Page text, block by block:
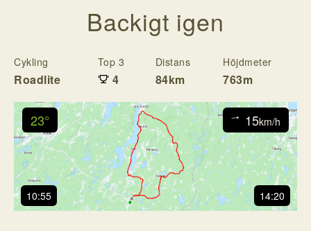
Backigt igen
Cykling
Roadlite
Top 3
4
Distans
84km
Höjdmeter
763m
23° 15km/h
↓
10:55 14:20